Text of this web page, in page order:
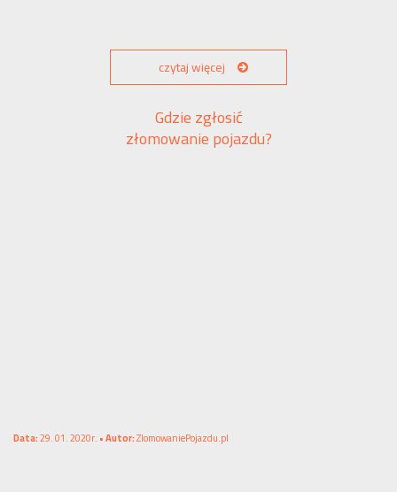
czytaj więcej
Gdzie zgłosić
złomowanie pojazdu?
Data:29. 01. 2020r. •Autor:ZlomowaniePojazdu.pl